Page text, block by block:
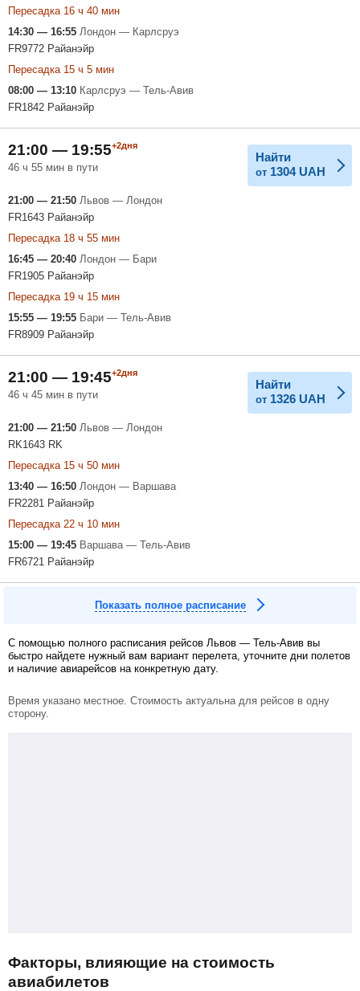
Пересадка 16 ч 40 мин
14:30 — 16:55 Лондон — Карлсруэ
FR9772 Райанэйр
Пересадка 15 ч 5 мин
08:00 — 13:10 Карлсруэ — Тель-Авив
FR1842 Райанэйр
21:00 — 19:55+2дня
46 ч 55 мин в пути
Найти
от 1304 UAH
21:00 — 21:50 Львов — Лондон
FR1643 Райанэйр
Пересадка 18 ч 55 мин
16:45 — 20:40 Лондон — Бари
FR1905 Райанэйр
Пересадка 19 ч 15 мин
15:55 — 19:55 Бари — Тель-Авив
FR8909 Райанэйр
21:00 — 19:45+2дня
46 ч 45 мин в пути
Найти
от 1326 UAH
21:00 — 21:50 Львов — Лондон
RK1643 RK
Пересадка 15 ч 50 мин
13:40 — 16:50 Лондон — Варшава
FR2281 Райанэйр
Пересадка 22 ч 10 мин
15:00 — 19:45 Варшава — Тель-Авив
FR6721 Райанэйр
Показать полное расписание
С помощью полного расписания рейсов Львов — Тель-Авив вы
быстро найдете нужный вам вариант перелета, уточните дни полетов
и наличие авиарейсов на конкретную дату.
Время указано местное. Стоимость актуальна для рейсов в одну
сторону.
Факторы, влияющие на стоимость
авиабилетов